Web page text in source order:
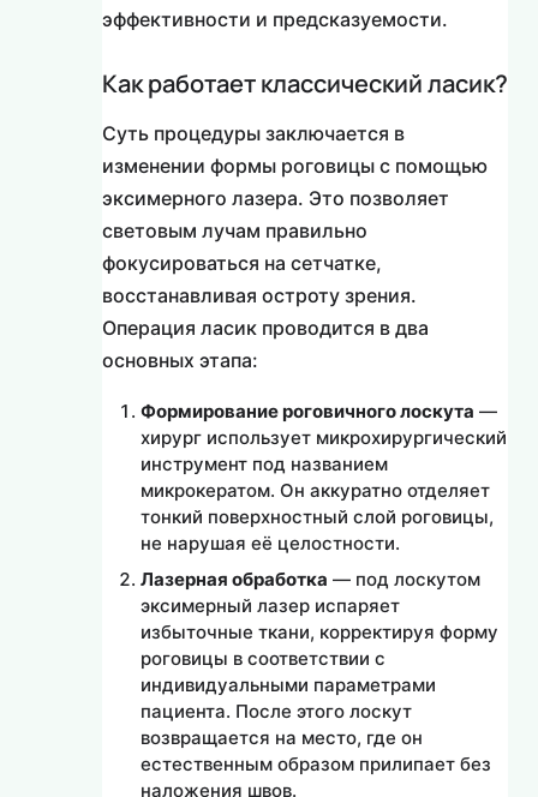
эффективности и предсказуемости.
Как работает классический ласик?
Суть процедуры заключается в
изменении формы роговицы с помощью
эксимерного лазера. Это позволяет
световым лучам правильно
фокусироваться на сетчатке,
восстанавливая остроту зрения.
Операция ласик проводится в два
основных этапа:
Формирование роговичного лоскута —
хирург использует микрохирургический
инструмент под названием
микрокератом. Он аккуратно отделяет
тонкий поверхностный слой роговицы,
не нарушая её целостности.
Лазерная обработка — под лоскутом
эксимерный лазер испаряет
избыточные ткани, корректируя форму
роговицы в соответствии с
индивидуальными параметрами
пациента. После этого лоскут
возвращается на место, где он
естественным образом прилипает без
наложения швов.